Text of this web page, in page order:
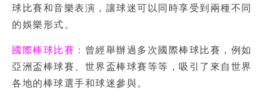
球比賽和音樂表演，讓球迷可以同時享受到兩種不同
的娛樂形式。
國際棒球比賽： 曾經舉辦過多次國際棒球比賽，例如
亞洲盃棒球賽、世界盃棒球賽等等，吸引了來自世界
各地的棒球選手和球迷參與。